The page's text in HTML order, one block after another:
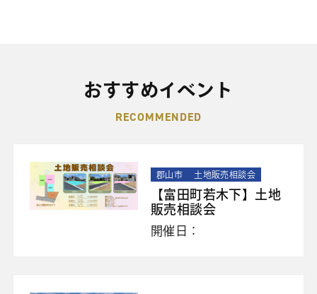
おすすめイベント
RECOMMENDED
郡山市 土地販売相談会
【富田町若木下】土地
販売相談会
開催日：